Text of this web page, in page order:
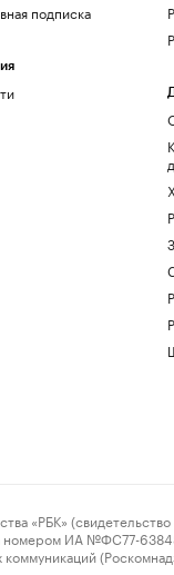
подписка
(свидетельство
ИА №ФС77-